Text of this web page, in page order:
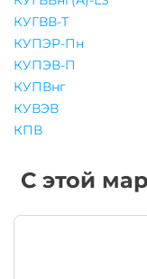
КУГВВ-Т
КУПЭР-Пн
КУПЭВ-П
КУПВнг
КУВЭВ
КПВ
С этой